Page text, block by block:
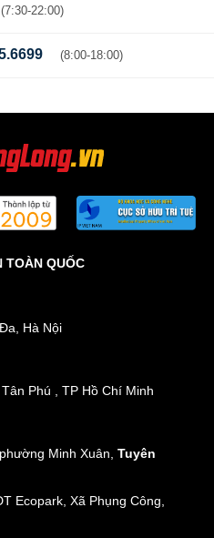
(7:30-22:00)
(8:00-18:00)
TOÀN QUỐC
Hà Nội
Phú , TP Hồ Chí Minh
Minh Xuân, Tuyên
Ecopark, Xã Phụng Công,